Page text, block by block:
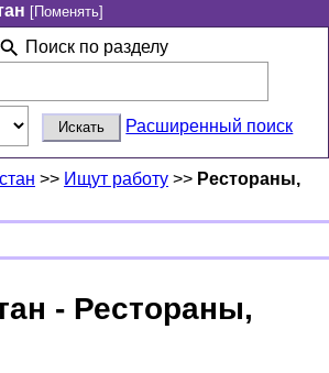
[Поменять]
Поиск по разделу
Расширенный поиск
>> Ищут работу >> Рестораны,
- Рестораны,